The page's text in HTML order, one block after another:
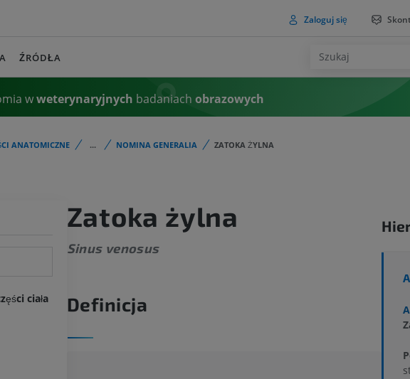
Zaloguj się
ŹRÓDŁA
wweterynaryjnych badaniach obrazowych
ANATOMICZNE ... NOMINA GENERALIA ZATOKA ŻYLNA
ciała
Zatoka żylna
Sinus venosus
Definicja